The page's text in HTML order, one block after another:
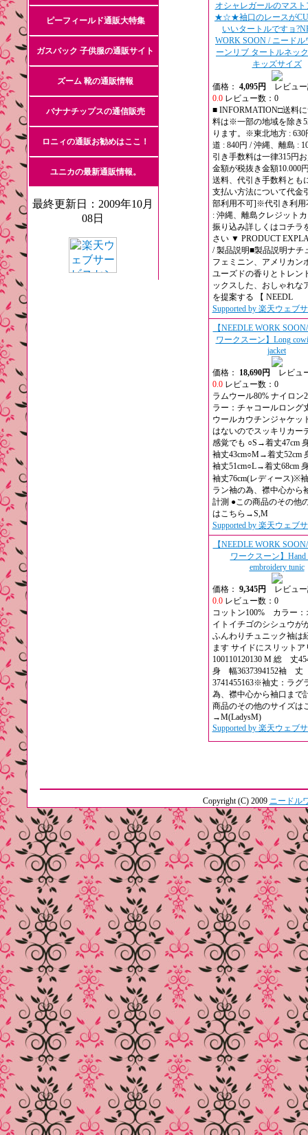
オシャレガールのマスト
★☆★袖口のレースが
いいタートルですョ
WORK SOON / ニードル
ーンリブ タートルネッ
キッズサイズ
価格： 4,095円
レビュー
0.0レビュー数：0
■ INFORMATION□送料
料は※一部の地域を除き
ります。※東北地方 : 630
道 : 840円 / 沖縄、離島 :
引き手数料は一律315円
金額が税抜き金額10.000
送料、代引き手数料とも
支払い方法について代
部利用不可]※代引き利用
: 沖縄、離島クレジット
振り込み詳しくはコチラ
さい ▼ PRODUCT
/ 製品説明■製品説明ナチ
フェミニン、アメリカン
ユーズドの香りとトレン
ックスした、おしゃれな
を提案する 【 NEEDL
Supported by 楽天ウェブ
【NEEDLE WORK
ワークスーン】Long
jacket
価格： 18,690円
レビュ
0.0レビュー数：0
ラムウール80% ナイロ
ラー：チャコールロング
ウールカウチンジャケッ
はないのでスッキリカー
感覚でも ○S→着丈47cm
袖丈43cm○M→着丈52cm
袖丈51cm○L→着丈68cm
袖丈76cm(レディース)※
ラン袖の為、襟中心から
計測 ●この商品のその他
はこちら→S,M
Supported by 楽天ウェブ
【NEEDLE WORK
ワークスーン】Hand
embroidery tunic
価格： 9,345円
レビュー
0.0レビュー数：0
コットン100% カラー：
イトイチゴのシシュウが
ふんわりチュニック袖は
ます サイドにスリットア
100110120130 M 総 丈
身 幅3637394152袖 丈
3741455163※袖丈：ラグ
為、襟中心から袖口まで
商品のその他のサイズは
→M(LadysM)
Supported by 楽天ウェブ
ピーフィールド通販大特集
ガスバック 子供服の通販サイト
ズーム 靴の通販情報
バナナチップスの通信販売
ロニィの通販お勧めはここ！
ユニカの最新通販情報。
最終更新日：2009年10月
08日
Copyright (C) 2009 ニードル